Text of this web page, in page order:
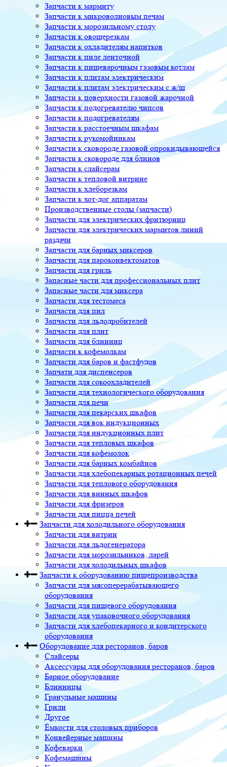
Запчасти к мармиту
Запчасти к микроволновым печам
Запчасти к морозильному столу
Запчасти к овощерезкам
Запчасти к охладителям напитков
Запчасти к пиле ленточной
Запчасти к пищеварочным газовым котлам
Запчасти к плитам электрическим
Запчасти к плитам электрическим с ж/ш
Запчасти к поверхности газовой жарочной
Запчасти к подогревателю чипсов
Запчасти к подогревателям
Запчасти к расстоечным шкафам
Запчасти к рукомойникам
Запчасти к сковороде газовой опрокидывающейся
Запчасти к сковороде для блинов
Запчасти к слайсерам
Запчасти к тепловой витрине
Запчасти к хлеборезкам
Запчасти к хот-дог аппаратам
Производственные столы (запчасти)
Запчасти для электрических фритюрниц
Запчасти для электрических мармитов линий
раздачи
Запчасти для барных миксеров
Запчасти для пароконвектоматов
Запчасти для гриль
Запасные части для профессиональных плит
Запасные части для миксера
Запчасти для тестомеса
Запчасти для пил
Запчасти для льдодробителей
Запчасти для плит
Запчасти для блинниц
Запчасти к кофемолкам
Запчасти для баров и фастфудов
Запчати для диспенсеров
Запчасти для сокоохладителей
Запчасти для технологического оборудования
Запчасти для печи
Запчасти для пекарских шкафов
Запчасти для вок индукционных
Запчасти для индукционных плит
Запчасти для тепловых шкафов
Запчасти для кофемолок
Запчасти для барных комбайнов
Запчасти для хлебопекарных ротационных печей
Запчасти для теплового оборудования
Запчасти для винных шкафов
Запчасти для фризеров
Запчасти для пицца печей
Запчасти для холодильного оборудования
Запчасти для витрин
Запчасти для льдогенератора
Запчасти для морозильников, ларей
Запчасти для холодильных шкафов
Запчасти к оборудованию пищепроизводства
Запчасти для мясоперерабатывающего
оборудования
Запчасти для пищевого оборудования
Запчасти для упаковочного оборудования
Запчасти для хлебопекарного и кондитерского
оборудования
Оборудование для ресторанов, баров
Слайсеры
Аксессуары для оборудования ресторанов, баров
Барное оборудование
Блинницы
Гранульные машины
Грили
Другое
Ёмкости для столовых приборов
Конвейерные машины
Кофеварки
Кофемашины